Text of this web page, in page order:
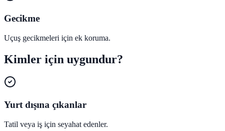
Gecikme
Uçuş gecikmeleri için ek koruma.
Kimler için uygundur?
Yurt dışına çıkanlar
Tatil veya iş için seyahat edenler.